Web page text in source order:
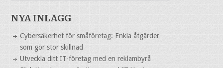
NYA INLÄGG
Cybersäkerhet för småföretag: Enkla åtgärder
som gör stor skillnad
Utveckla ditt IT-företag med en reklambyrå